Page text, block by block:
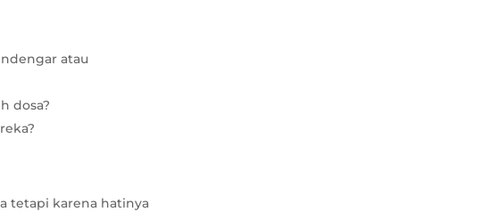
atau
dosa?
tetapi karena hatinya